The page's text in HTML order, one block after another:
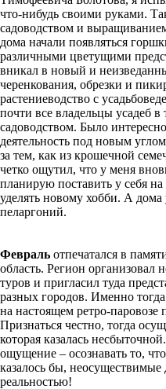
что-нибудь своими руками.
садоводством и
дома начали появляться
различными цветущими
вникал в новый и
черенкования, обрезки и
растениеводство с
почти все владельцы усадеб
садоводством. Было
деятельность под новым
за тем, как из крошечной
четко ощутил, что у меня
планирую поставить у себя
уделять новому хобби. А дома
пеларгоний.
Февраль отпечатался в
область. Регион организовал
туров и пригласил туда
разных городов. Именно
на настоящем ретро-
Признаться честно, тогда
которая казалась
ощущение – осознавать то,
казалось бы, неосуществимые
реальностью!